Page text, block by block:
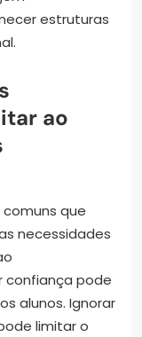
estruturas
ao
que
necessidades
confiança pode
alunos. Ignorar
limitar o